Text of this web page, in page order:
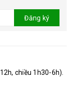
Đăng ký
chiều 1h30-6h).